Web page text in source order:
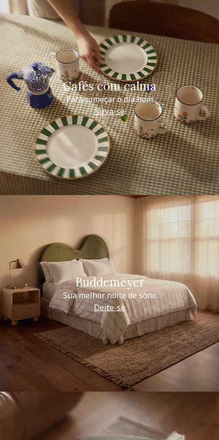
Cafés com calma
Para começar o dia bem
Sirva-se
Buddemeyer
Sua melhor noite de sono
Deite-se